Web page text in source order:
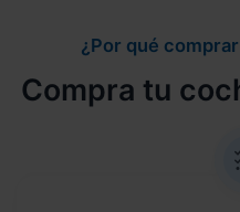
¿Por qué
Compra tu